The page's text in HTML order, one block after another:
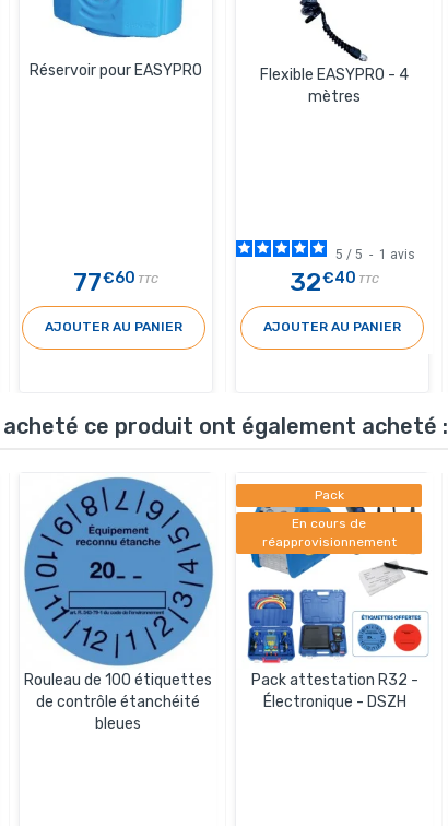
Réservoir pour EASYPRO
77€60 TTC
AJOUTER AU PANIER
Flexible EASYPRO - 4
mètres
5 / 5 - 1 avis
32€40 TTC
AJOUTER AU PANIER
ce produit ont également acheté :
Rouleau de 100 étiquettes
de contrôle étanchéité
bleues
Pack
En cours de
réapprovisionnement
Pack attestation R32 -
Électronique - DSZH